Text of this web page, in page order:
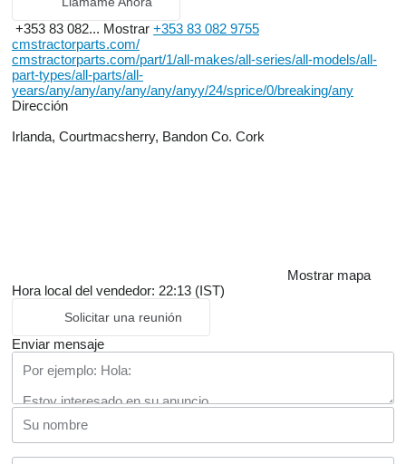
+353 83 082... Mostrar +353 83 082 9755
cmstractorparts.com/
cmstractorparts.com/part/1/all-makes/all-series/all-models/all-
part-types/all-parts/all-
years/any/any/any/any/any/anyy/24/sprice/0/breaking/any
Dirección
Irlanda, Courtmacsherry, Bandon Co. Cork
Mostrar mapa
Hora local del vendedor: 22:13 (IST)
Solicitar una reunión
Enviar mensaje